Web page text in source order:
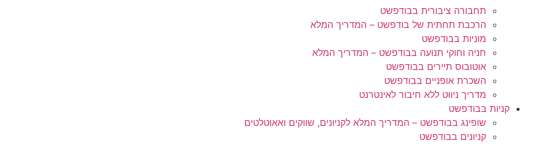
תחבורה ציבורית בבודפשט
הרכבת תחתית של בודפשט – המדריך המלא
מוניות בבודפשט
חניה וחוקי תנועה בבודפשט – המדריך המלא
אוטובוס תיירים בבודפשט
השכרת אופניים בבודפשט
מדריך ניווט ללא חיבור לאינטרנט
קניות בבודפשט
שופינג בבודפשט – המדריך המלא לקניונים, שווקים ואאוטלטים
קניונים בבודפשט